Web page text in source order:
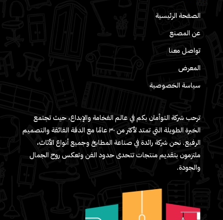
الصفحة الرئيسية
عن المصنع
تواصل معنا
المعرض
سياسة الخصوصية
ترحب شركة التوأمان بكم في عالم الفخامة والإبداع، حيث تجتمع
الخبرة الطويلة التي تمتد لأكثر من ٣٠ عامًا مع الدقة الفائقة والتصميم
الرفيع. نحن شركة رائدة في صناعة المطابخ وجميع أنواع الأثاث،
ملتزمون بتقديم منتجات تتحدى حدود الفن وتعكس روح الجمال
والجودة.